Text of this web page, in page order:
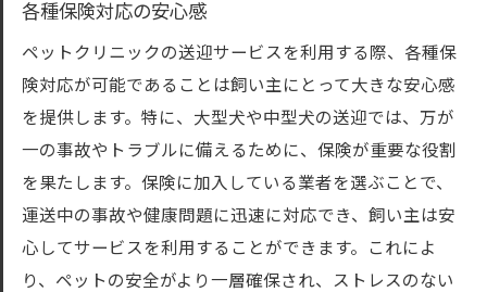
各種保険対応の安心感
ペットクリニックの送迎サービスを利用する際、各種保
険対応が可能であることは飼い主にとって大きな安心感
を提供します。特に、大型犬や中型犬の送迎では、万が
一の事故やトラブルに備えるために、保険が重要な役割
を果たします。保険に加入している業者を選ぶことで、
運送中の事故や健康問題に迅速に対応でき、飼い主は安
心してサービスを利用することができます。これによ
り、ペットの安全がより一層確保され、ストレスのない